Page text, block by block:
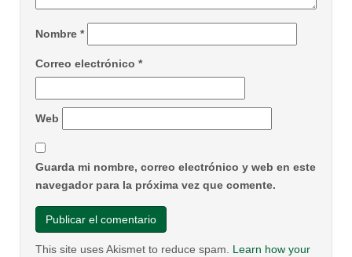
Nombre *
Correo electrónico *
Web
Guarda mi nombre, correo electrónico y web en este
navegador para la próxima vez que comente.
This site uses Akismet to reduce spam. Learn how your